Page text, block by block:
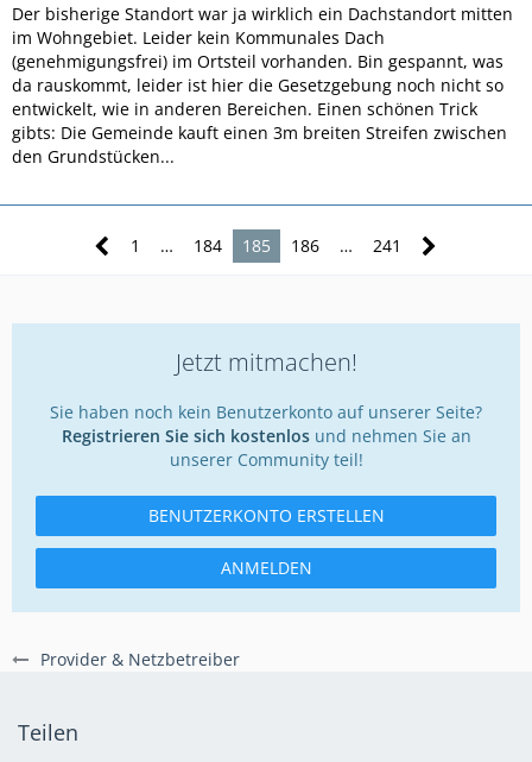
Provider & Netzbetreiber
Der bisherige Standort war ja wirklich ein Dachstandort mitten
im Wohngebiet. Leider kein Kommunales Dach
(genehmigungsfrei) im Ortsteil vorhanden. Bin gespannt, was
da rauskommt, leider ist hier die Gesetzgebung noch nicht so
entwickelt, wie in anderen Bereichen. Einen schönen Trick
gibts: Die Gemeinde kauft einen 3m breiten Streifen zwischen
den Grundstücken...
1 … 184 185 186 … 241
Jetzt mitmachen!
Sie haben noch kein Benutzerkonto auf unserer Seite?
Registrieren Sie sich kostenlosund nehmen Sie an
unserer Community teil!
BENUTZERKONTO ERSTELLEN
ANMELDEN
Teilen